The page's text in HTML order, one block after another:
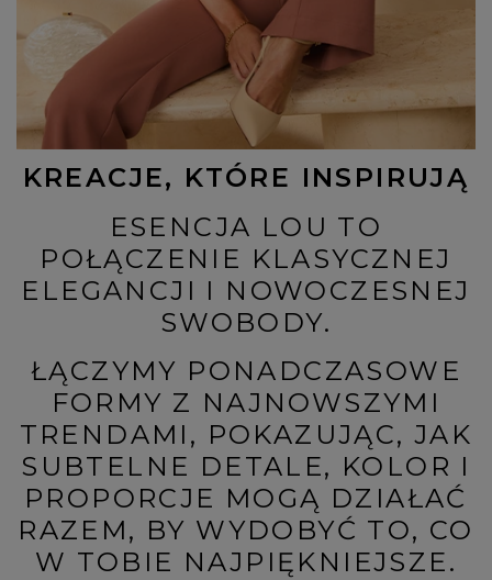
KREACJE, KTÓRE INSPIRUJĄ
ESENCJA LOU TO
POŁĄCZENIE KLASYCZNEJ
ELEGANCJI I NOWOCZESNEJ
SWOBODY.
ŁĄCZYMY PONADCZASOWE
FORMY Z NAJNOWSZYMI
TRENDAMI, POKAZUJĄC, JAK
SUBTELNE DETALE, KOLOR I
PROPORCJE MOGĄ DZIAŁAĆ
RAZEM, BY WYDOBYĆ TO, CO
W TOBIE NAJPIĘKNIEJSZE.